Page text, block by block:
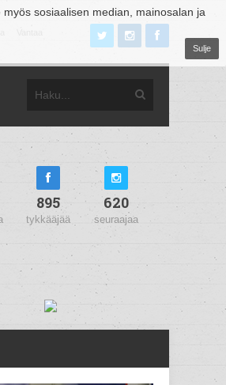
sosiaalisen median, mainosalan ja
Sulje
895
tykkääjää
620
seuraajaa